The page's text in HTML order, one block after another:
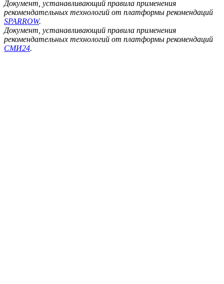
Документ, устанавливающий правила применения
рекомендательных технологий от платформы рекомендаций
SPARROW.
Документ, устанавливающий правила применения
рекомендательных технологий от платформы рекомендаций
СМИ24.